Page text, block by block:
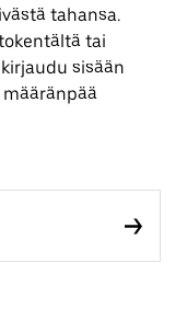
tahansa.
tai
sisään
määränpää